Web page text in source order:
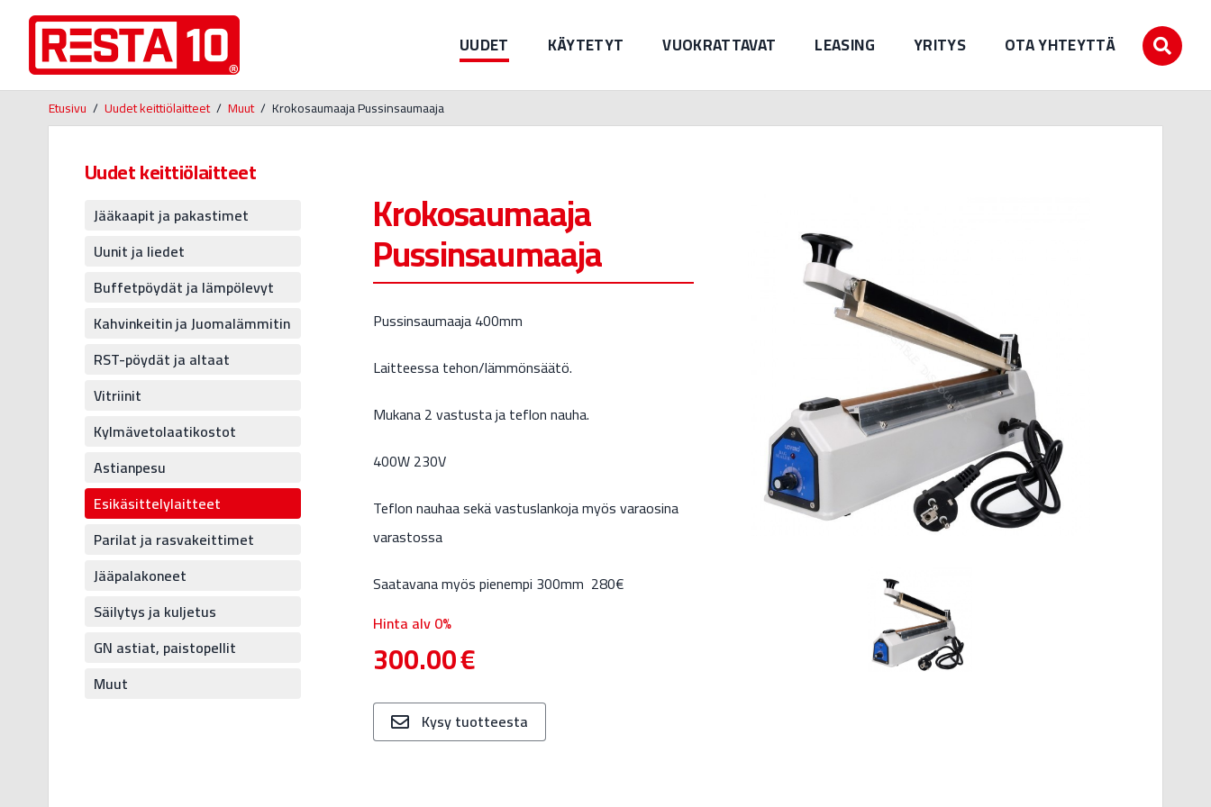
UUDET KÄYTETYT VUOKRATTAVAT LEASING YRITYS OTA YHTEYTTÄ
Etusivu / Uudet keittiölaitteet / Muut / Krokosaumaaja Pussinsaumaaja
Uudet keittiölaitteet
Jääkaapit ja pakastimet
Uunit ja liedet
Buffetpöydät ja lämpölevyt
Kahvinkeitin ja Juomalämmitin
RST-pöydät ja altaat
Vitriinit
Kylmävetolaatikostot
Astianpesu
Esikäsittelylaitteet
Parilat ja rasvakeittimet
Jääpalakoneet
Säilytys ja kuljetus
GN astiat, paistopellit
Muut
Krokosaumaaja
Pussinsaumaaja
Pussinsaumaaja 400mm
Laitteessa tehon/lämmönsäätö.
Mukana 2 vastusta ja teflon nauha.
400W 230V
Teflon nauhaa sekä vastuslankoja myös varaosina
varastossa
Saatavana myös pienempi 300mm 280€
Hinta alv 0%
300.00€
Kysy tuotteesta